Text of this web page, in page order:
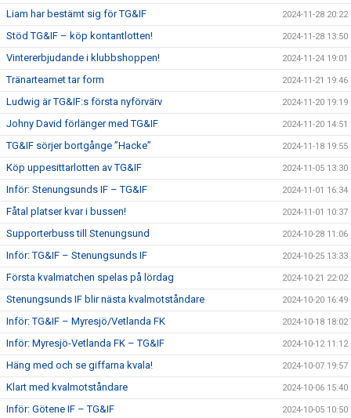
Liam har bestämt sig för TG&IF 2024-11-28 20:22
Stöd TG&IF – köp kontantlotten! 2024-11-28 13:50
Vintererbjudande i klubbshoppen! 2024-11-24 19:01
Tränarteamet tar form 2024-11-21 19:46
Ludwig är TG&IF:s första nyförvärv 2024-11-20 19:19
Johny David förlänger med TG&IF 2024-11-20 14:51
TG&IF sörjer bortgånge ”Hacke” 2024-11-18 19:55
Köp uppesittarlotten av TG&IF 2024-11-05 13:30
Inför: Stenungsunds IF – TG&IF 2024-11-01 16:34
Fåtal platser kvar i bussen! 2024-11-01 10:37
Supporterbuss till Stenungsund 2024-10-28 11:06
Inför: TG&IF – Stenungsunds IF 2024-10-25 13:33
Första kvalmatchen spelas på lördag 2024-10-21 22:02
Stenungsunds IF blir nästa kvalmotståndare 2024-10-20 16:49
Inför: TG&IF – Myresjö/Vetlanda FK 2024-10-18 18:02
Inför: Myresjö-Vetlanda FK – TG&IF 2024-10-12 11:12
Häng med och se giffarna kvala! 2024-10-07 19:57
Klart med kvalmotståndare 2024-10-06 15:40
Inför: Götene IF – TG&IF 2024-10-05 10:50